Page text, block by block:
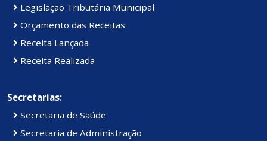
Legislação Tributária Municipal
Orçamento das Receitas
Receita Lançada
Receita Realizada
Secretarias:
Secretaria de Saúde
Secretaria de Administração